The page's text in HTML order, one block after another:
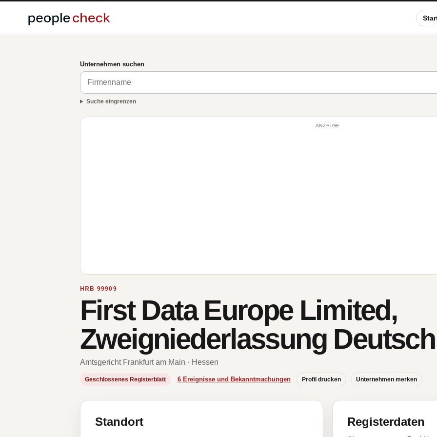
Unternehmen suchen
Suche eingrenzen
ANZEIGE
HRB 99909
First Data Europe Limited,
Zweigniederlassung
Amtsgericht Frankfurt am Main · Hessen
Geschlossenes Registerblatt 6 Ereignisse und Bekanntmachungen Profil drucken Unternehmen merken
Standort Registerdaten